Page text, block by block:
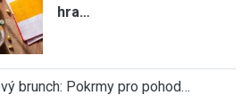
hra…
brunch: Pokrmy pro pohod…